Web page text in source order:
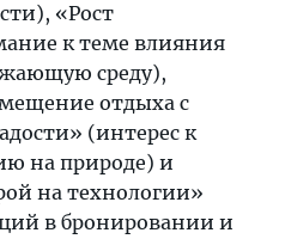
«Рост
к теме влияния
среду),
отдыха с
(интерес к
на природе) и
на технологии»
в бронировании и